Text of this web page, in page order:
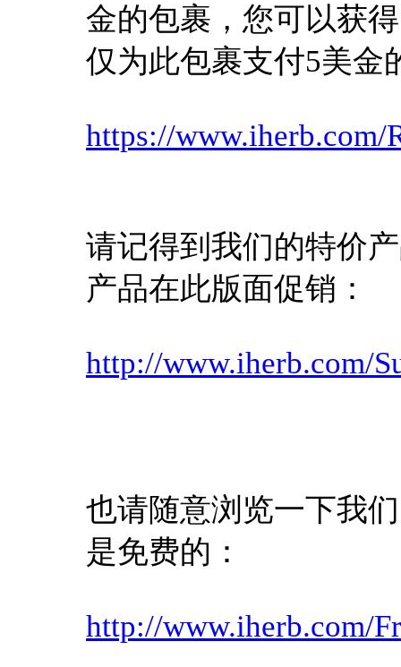
金的包裹，您可以获
仅为此包裹支付5美金
https://www.iherb.com/
请记得到我们的特价
产品在此版面促销：
http://www.iherb.com/
也请随意浏览一下我
是免费的：
http://www.iherb.com/